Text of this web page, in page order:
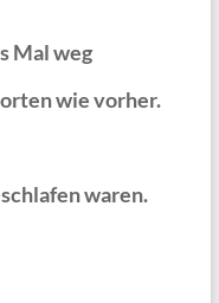
Mal weg
wie vorher.
waren.